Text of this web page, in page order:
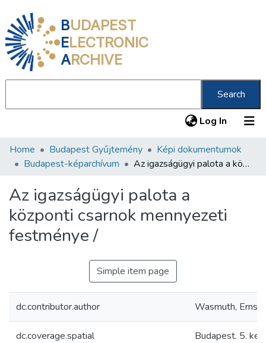
BUDAPEST
ELECTRONIC
ARCHIVE
Search
Log In (current)
Communities & Collections
Statistics
About us
Home Budapest Gyűjtemény
Képi dokumentumok
Budapest-képarchívum
Az igazságügyi palota a központi csarnok mennyezeti festménye /
Az igazságügyi palota a
központi csarnok mennyezeti
festménye /
Simple item page
dc.contributor.author Wasmuth, Ernst
dc.coverage.spatial Budapest. 5.